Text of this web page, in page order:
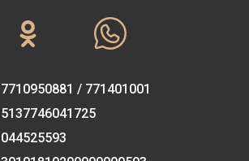
7710950881 / 771401001
5137746041725
044525593